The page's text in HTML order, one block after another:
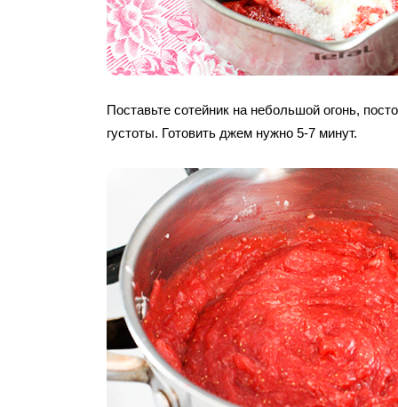
Поставьте сотейник на небольшой огонь,
густоты. Готовить джем нужно 5-7 минут.